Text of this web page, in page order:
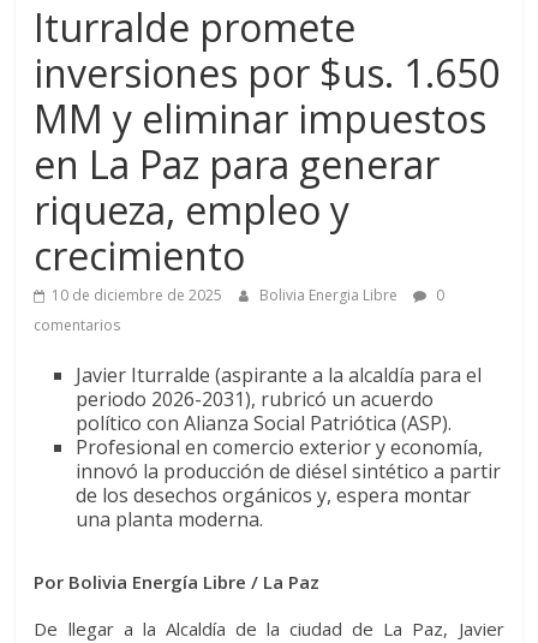
Iturralde promete
inversiones por $us. 1.650
MM y eliminar impuestos
en La Paz para generar
riqueza, empleo y
crecimiento
10 de diciembre de 2025 Bolivia Energia Libre
0
comentarios
Javier Iturralde (aspirante a la alcaldía para el
periodo 2026-2031), rubricó un acuerdo
político con Alianza Social Patriótica (ASP).
Profesional en comercio exterior y economía,
innovó la producción de diésel sintético a partir
de los desechos orgánicos y, espera montar
una planta moderna.
Por Bolivia Energía Libre / La Paz
De llegar a la Alcaldía de la ciudad de La Paz, Javier